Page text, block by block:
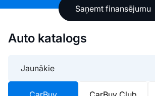
Saņemt finansējumu
Auto katalogs
Jaunākie